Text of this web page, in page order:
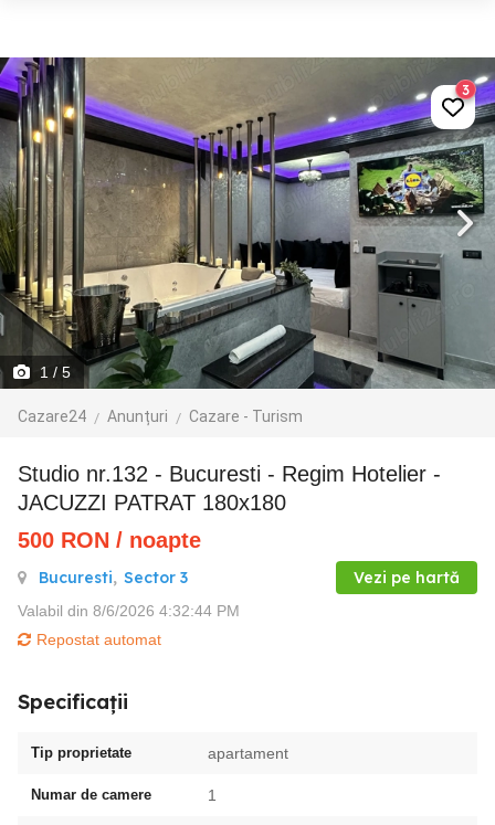
1 / 5
Cazare24 Anunțuri Cazare - Turism
3
Studio nr.132 - Bucuresti - Regim Hotelier -
JACUZZI PATRAT 180x180
500 RON / noapte
Bucuresti, Sector 3 Vezi pe hartă
Valabil din 8/6/2026 4:32:44 PM
Repostat automat
Specificații
Tip proprietate apartament
Numar de camere 1